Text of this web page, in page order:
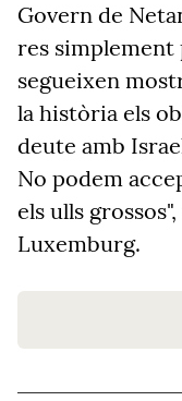
Govern de
res simplement
segueixen
la història els
deute amb
No podem
els ulls
Luxemburg.